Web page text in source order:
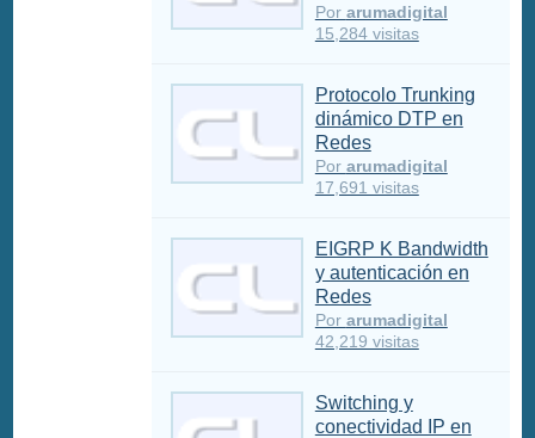
Por arumadigital
15,284 visitas
Protocolo Trunking
dinámico DTP en
Redes
Por arumadigital
17,691 visitas
EIGRP K Bandwidth
y autenticación en
Redes
Por arumadigital
42,219 visitas
Switching y
conectividad IP en